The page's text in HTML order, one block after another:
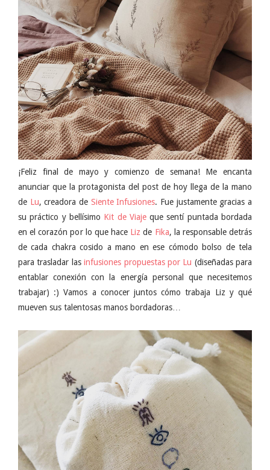
¡Feliz final de mayo y comienzo de semana! Me encanta
anunciar que la protagonista del post de hoy llega de la mano
de Lu, creadora de Siente Infusiones. Fue justamente gracias a
su práctico y bellísimo Kit de Viajeque sentí puntada bordada
en el corazón por lo que hace Liz de Fika, la responsable detrás
de cada chakra cosido a mano en ese cómodo bolso de tela
para trasladar lasinfusiones propuestas por Lu (diseñadas para
entablar conexión con la energía personal que necesitemos
trabajar) :) Vamos a conocer juntos cómo trabaja Liz y qué
mueven sus talentosas manos bordadoras…